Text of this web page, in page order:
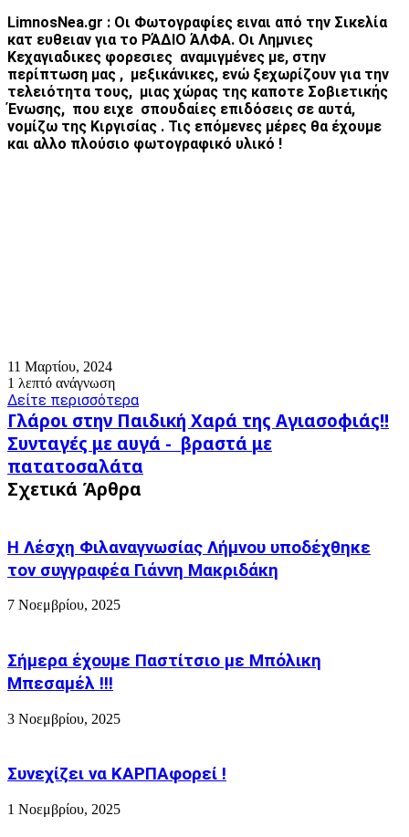
LimnosNea.gr : Οι Φωτογραφίες ειναι από την Σικελία
κατ ευθειαν για το ΡΆΔΙΟ ΆΛΦΑ. Οι Λημνιες
Κεχαγιαδικες φορεσιες αναμιγμένες με, στην
περίπτωση μας , μεξικάνικες, ενώ ξεχωρίζουν για την
τελειότητα τους, μιας χώρας της καποτε Σοβιετικής
Ένωσης, που ειχε σπουδαίες επιδόσεις σε αυτά,
νομίζω της Κιργισίας . Τις επόμενες μέρες θα έχουμε
και αλλο πλούσιο φωτογραφικό υλικό !
11 Μαρτίου, 2024
1 λεπτό ανάγνωση
Δείτε περισσότερα
Γλάροι
στην
Παιδική
Χαρά
της
Αγιασοφιάς!!
Γλάροι στην Παιδική Χαρά της Αγιασοφιάς!!
Συνταγές
με
αυγά
-
πατατοσαλάτα
Συνταγές με αυγά - βραστά με
πατατοσαλάτα
Σχετικά Άρθρα
Η Λέσχη Φιλαναγνωσίας Λήμνου υποδέχθηκε
τον συγγραφέα Γιάννη Μακριδάκη
7 Νοεμβρίου, 2025
Σήμερα έχουμε Παστίτσιο με Μπόλικη
Μπεσαμέλ !!!
3 Νοεμβρίου, 2025
Συνεχίζει να ΚΑΡΠΑφορεί !
1 Νοεμβρίου, 2025